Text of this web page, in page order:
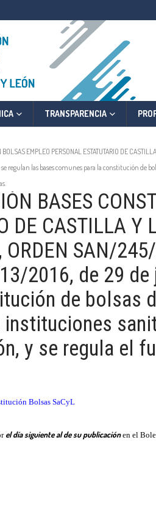
TRANSPARENCIA
BOLSAS EMPLEO PERSONAL ESTATUTARIO DE
regulan las bases comunes para la constitución de
BASES
DE CASTILLA
ORDEN SAN/
2016, de 29
de bolsas
instituciones
y se regula el
Bolsas SaCyL
el día siguiente al de su publicaciónen el